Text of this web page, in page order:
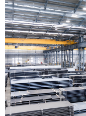
Indiscusso
l’assortimento
che, con oltre
consente
tipo di
carbonio, tagliate